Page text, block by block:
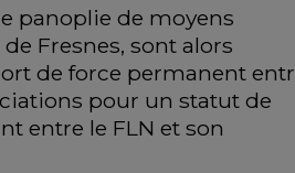
panoplie de moyens
Fresnes, sont alors
de force permanent
pour un statut de
entre le FLN et son